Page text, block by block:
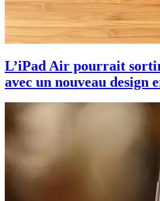
L’iPad Air pourrait
avec un nouveau design